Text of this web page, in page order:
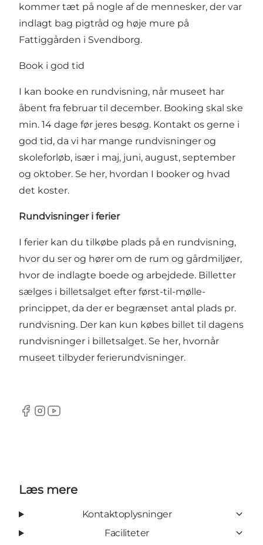
kommer tæt på nogle af de mennesker, der var
indlagt bag pigtråd og høje mure på
Fattiggården i Svendborg.
Book i god tid
I kan booke en rundvisning, når museet har
åbent fra februar til december. Booking skal ske
min. 14 dage før jeres besøg. Kontakt os gerne i
god tid, da vi har mange rundvisninger og
skoleforløb, især i maj, juni, august, september
og oktober. Se her, hvordan I booker og hvad
det koster.
Rundvisninger i ferier
I ferier kan du tilkøbe plads på en rundvisning,
hvor du ser og hører om de rum og gårdmiljøer,
hvor de indlagte boede og arbejdede. Billetter
sælges i billetsalget efter først-til-mølle-
princippet, da der er begrænset antal plads pr.
rundvisning. Der kan kun købes billet til dagens
rundvisninger i billetsalget. Se her, hvornår
museet tilbyder ferierundvisninger.
Facebook
Instagram
Youtube
Læs mere
Kontaktoplysninger
Faciliteter